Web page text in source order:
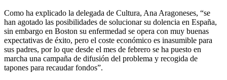
Como ha explicado la delegada de Cultura, Ana Aragoneses, “se
han agotado las posibilidades de solucionar su dolencia en España,
sin embargo en Boston su enfermedad se opera con muy buenas
expectativas de éxito, pero el coste económico es inasumible para
sus padres, por lo que desde el mes de febrero se ha puesto en
marcha una campaña de difusión del problema y recogida de
tapones para recaudar fondos”.